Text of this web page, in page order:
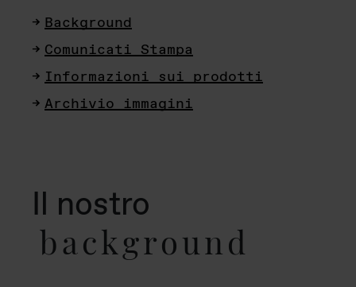
Background
Comunicati Stampa
Informazioni sui prodotti
Archivio immagini
Il nostro
background